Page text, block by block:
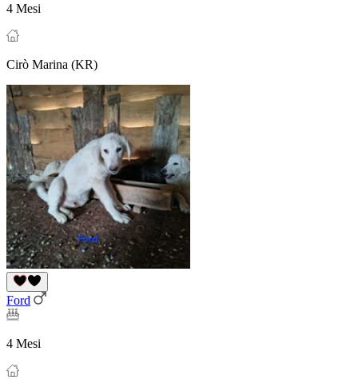
4 Mesi
Cirò Marina (KR)
Ford
4 Mesi